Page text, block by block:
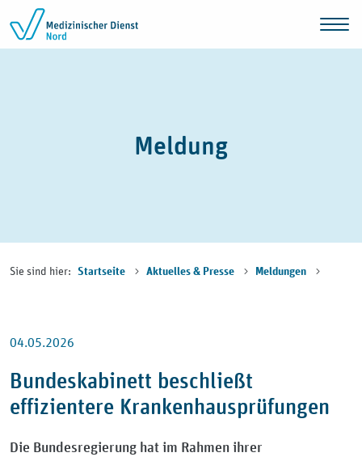
Zum Inhalt springen
Meldung
Sie sind hier: Startseite Aktuelles & Presse Meldungen
04.05.2026
Bundeskabinett beschließt
effizientere Krankenhausprüfungen
Die Bundesregierung hat im Rahmen ihrer